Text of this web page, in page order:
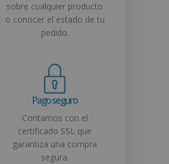
sobre cualquier producto
o conocer el estado de tu
pedido.
Pago seguro
Contamos con el
certificado SSL que
garantiza una compra
segura.